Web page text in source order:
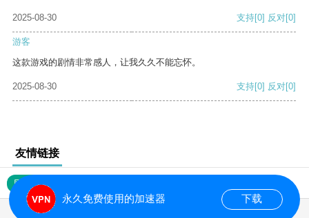
2025-08-30 支持[0] 反对[0]
游客
这款游戏的剧情非常感人，让我久久不能忘怀。
2025-08-30 支持[0] 反对[0]
友情链接
网站地图
永久免费使用的加速器 下载